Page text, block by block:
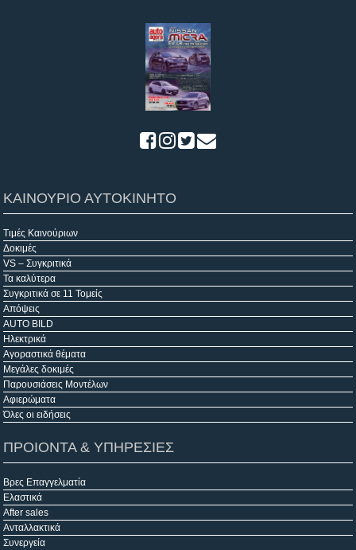
ΚΑΙΝΟΥΡΙΟ ΑΥΤΟΚΙΝΗΤΟ
Τιμές Καινούριων
Δοκιμές
VS – Συγκριτικά
Τα καλύτερα
Συγκριτικά σε 11 Τομείς
Απόψεις
AUTO BILD
Ηλεκτρικά
Αγοραστικά θέματα
Μεγάλες δοκιμές
Παρουσιάσεις Μοντέλων
Αφιερώματα
Όλες οι ειδήσεις
ΠΡΟΙΟΝΤΑ & ΥΠΗΡΕΣΙΕΣ
Βρες Επαγγελματία
Ελαστικά
After sales
Ανταλλακτικά
Συνεργεία